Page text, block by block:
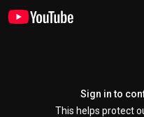
Sign in to
This helps protect